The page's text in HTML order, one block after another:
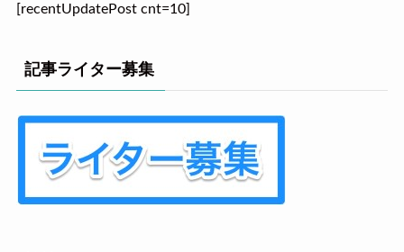
[recentUpdatePost cnt=10]
記事ライター募集